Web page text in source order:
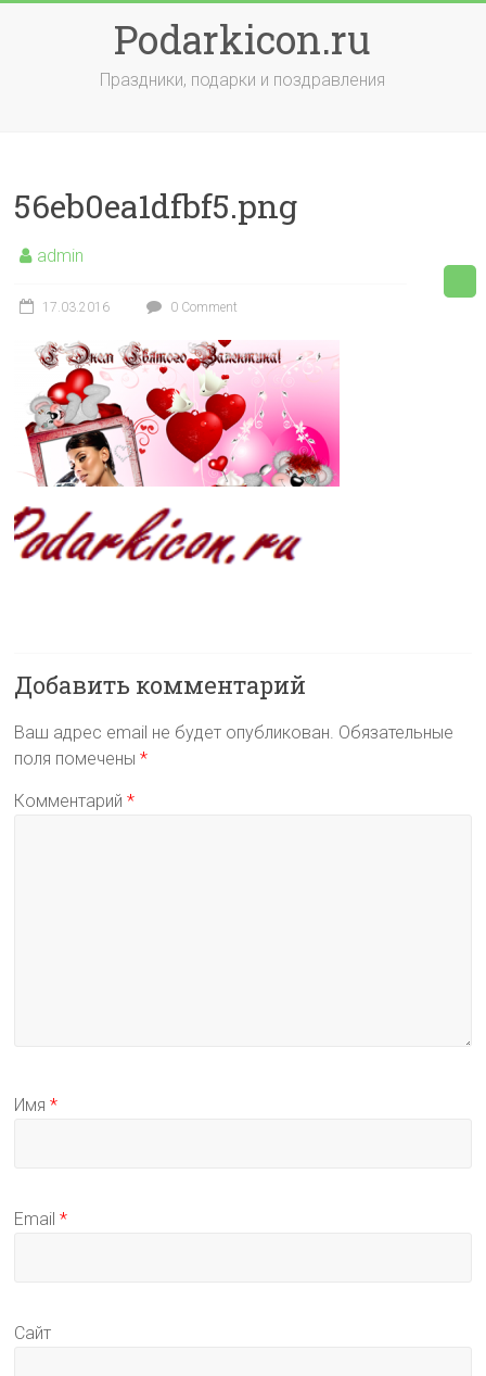
Podarkicon.ru
Праздники, подарки и поздравления
56eb0ea1dfbf5.png
admin
17.03.2016 0 Comment
Добавить комментарий
Ваш адрес email не будет опубликован. Обязательные
поля помечены*
Комментарий*
Имя*
Email*
Сайт